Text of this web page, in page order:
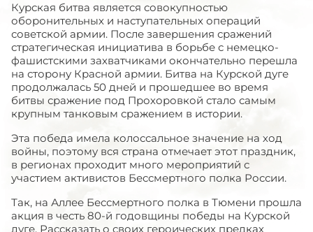
Курская битва является совокупностью
оборонительных и наступательных операций
советской армии. После завершения сражений
стратегическая инициатива в борьбе с немецко-
фашистскими захватчиками окончательно перешла
на сторону Красной армии. Битва на Курской дуге
продолжалась 50 дней и прошедшее во время
битвы сражение под Прохоровкой стало самым
крупным танковым сражением в истории.
Эта победа имела колоссальное значение на ход
войны, поэтому вся страна отмечает этот праздник,
в регионах проходит много мероприятий с
участием активистов Бессмертного полка России.
Так, на Аллее Бессмертного полка в Тюмени прошла
акция в честь 80-й годовщины победы на Курской
дуге. Рассказать о своих героических предках